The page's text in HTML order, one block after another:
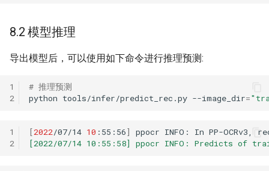
8.2 模型推理
导出模型后，可以使用如下命令进行推理预测:
1
2
# 推理预测
python tools/infer/predict_rec.py --image_dir=
1
2
[2022/07/14 10 :55:56] ppocr INFO: In PP-OCRv3,
[2022/07/14 10:55:58] ppocr INFO: Predicts of